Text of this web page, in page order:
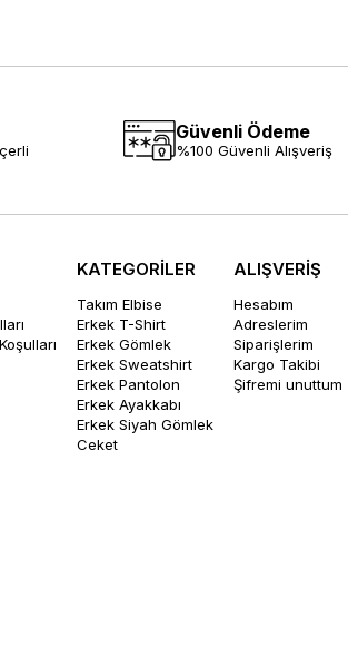
Güvenli Ödeme
%100 Güvenli Alışveriş
KATEGORİLER
Takım Elbise
Erkek T-Shirt
Erkek Gömlek
Erkek Sweatshirt
Erkek Pantolon
Erkek Ayakkabı
Erkek Siyah Gömlek
Ceket
ALIŞVERİŞ
Hesabım
Adreslerim
Siparişlerim
Kargo Takibi
Şifremi unuttum